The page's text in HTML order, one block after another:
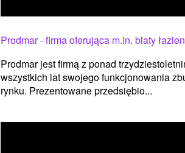
Prodmar - firma oferująca m.in. blaty
Prodmar jest firmą z ponad
wszystkich lat swojego funkcjonowania
rynku. Prezentowane przedsiębio...